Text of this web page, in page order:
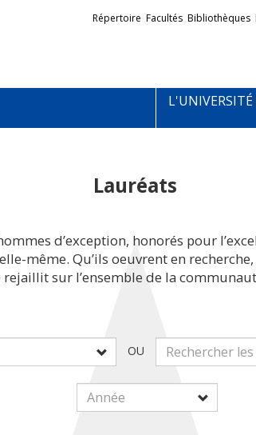
Liens
externes
Répertoire Facultés Bibliothèques
Lauréats
d’exception, honorés pour
même. Qu’ils oeuvrent en
sur l’ensemble de la
OU